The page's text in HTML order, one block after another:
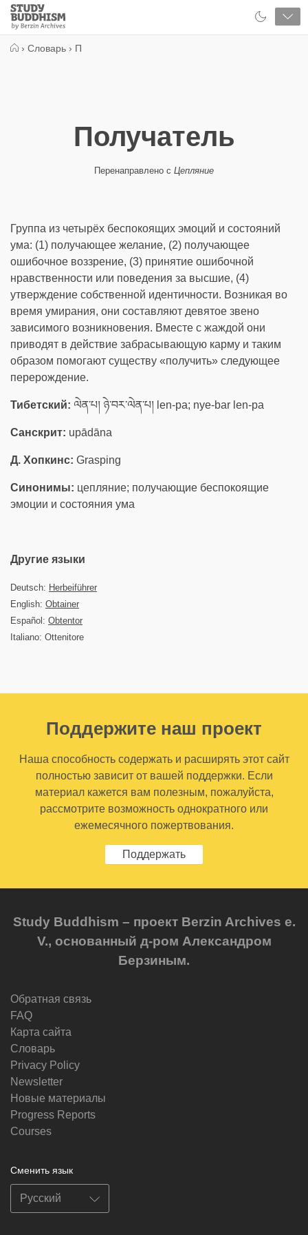
Close
Study
Buddhism
› Словарь › П
Получатель
Перенаправлено с Цепляние
Группа из четырёх беспокоящих эмоций и состояний
ума: (1) получающее желание, (2) получающее
ошибочное воззрение, (3) принятие ошибочной
нравственности или поведения за высшие, (4)
утверждение собственной идентичности. Возникая во
время умирания, они составляют девятое звено
зависимого возникновения. Вместе с жаждой они
приводят в действие забрасывающую карму и таким
образом помогают существу «получить» следующее
перерождение.
Тибетский: ལེན་པ། ཉེ་བར་ལེན་པ། len-pa; nye-bar len-pa
Санскрит: upādāna
Д. Хопкинс: Grasping
Синонимы: цепляние; получающие беспокоящие
эмоции и состояния ума
Другие языки
Deutsch: Herbeiführer
English: Obtainer
Español: Obtentor
Italiano: Ottenitore
Поддержите наш проект
Наша способность содержать и расширять этот сайт
полностью зависит от вашей поддержки. Если
материал кажется вам полезным, пожалуйста,
рассмотрите возможность однократного или
ежемесячного пожертвования.
Поддержать
Study Buddhism – проект Berzin Archives e.
V., основанный д-ром Александром
Берзиным.
Обратная связь
FAQ
Карта сайта
Словарь
Privacy Policy
Newsletter
Новые материалы
Progress Reports
Courses
Сменить язык